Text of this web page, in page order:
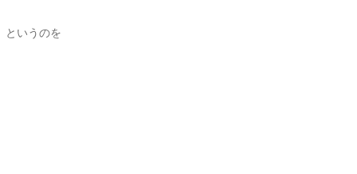
というのを